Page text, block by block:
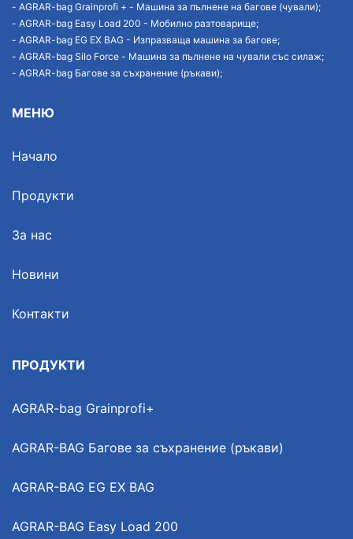
- AGRAR-bag Grainprofi + - Машина за пълнене на багове (чували);
- AGRAR-bag Easy Load 200 - Мобилно разтоварище;
- AGRAR-bag EG EX BAG - Изпразваща машина за багове;
- AGRAR-bag Silo Force - Машина за пълнене на чували със силаж;
- AGRAR-bag Багове за съхранение (ръкави);
МЕНЮ
Начало
Продукти
За нас
Новини
Контакти
ПРОДУКТИ
AGRAR-bag Grainprofi+
AGRAR-BAG Багове за съхранение (ръкави)
AGRAR-BAG EG EX BAG
AGRAR-BAG Easy Load 200